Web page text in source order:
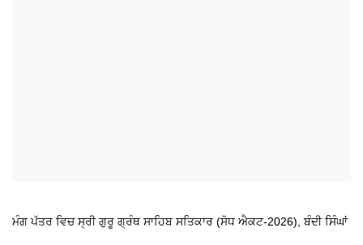
ਮੰਗ ਪੱਤਰ ਵਿਚ ਸ੍ਰੀ ਗੁਰੂ ਗ੍ਰੰਥ ਸਾਹਿਬ ਸਤਿਕਾਰ (ਸੋਧ ਐਕਟ-2026), ਬੰਦੀ ਸਿੰਘਾਂ